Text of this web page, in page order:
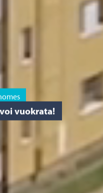
vuokrata!